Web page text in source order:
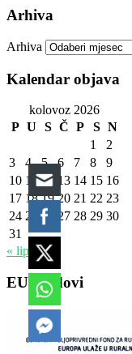
Arhiva
Arhiva
Kalendar objava
kolovoz 2026
P U S Č P S N
1
2
3
4 5 6 7 8
9
10 11 12 13 14 15 16
17 18 19 20 21 22 23
24 25 26 27 28 29 30
31
« lip
EU fondovi